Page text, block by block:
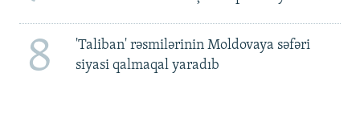
8
'Taliban' rəsmilərinin Moldovaya səfəri
siyasi qalmaqal yaradıb